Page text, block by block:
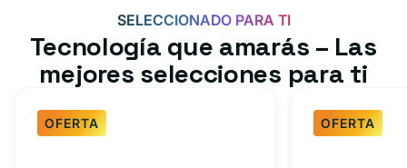
SELECCIONADO PARA TI
Tecnología que amarás – Las
mejores selecciones para ti
OFERTA OFERTA